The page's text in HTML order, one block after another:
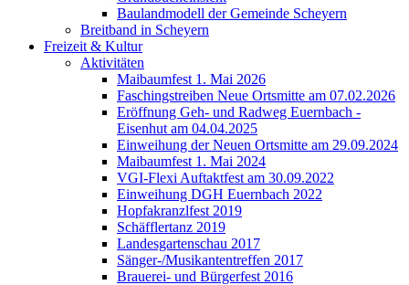
Baulandmodell der Gemeinde Scheyern
Breitband in Scheyern
Freizeit & Kultur
Aktivitäten
Maibaumfest 1. Mai 2026
Faschingstreiben Neue Ortsmitte am 07.02.2026
Eröffnung Geh- und Radweg Euernbach -
Eisenhut am 04.04.2025
Einweihung der Neuen Ortsmitte am 29.09.2024
Maibaumfest 1. Mai 2024
VGI-Flexi Auftaktfest am 30.09.2022
Einweihung DGH Euernbach 2022
Hopfakranzlfest 2019
Schäfflertanz 2019
Landesgartenschau 2017
Sänger-/Musikantentreffen 2017
Brauerei- und Bürgerfest 2016